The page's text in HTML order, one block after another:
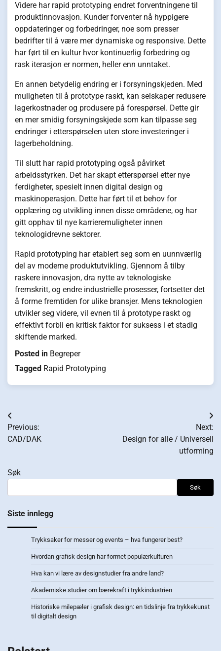
Videre har rapid prototyping endret forventningene til
produktinnovasjon. Kunder forventer nå hyppigere
oppdateringer og forbedringer, noe som presser
bedrifter til å være mer dynamiske og responsive. Dette
har ført til en kultur hvor kontinuerlig forbedring og
rask iterasjon er normen, heller enn unntaket.
En annen betydelig endring er i forsyningskjeden. Med
muligheten til å prototype raskt, kan selskaper redusere
lagerkostnader og produsere på forespørsel. Dette gir
en mer smidig forsyningskjede som kan tilpasse seg
endringer i etterspørselen uten store investeringer i
lagerbeholdning.
Til slutt har rapid prototyping også påvirket
arbeidsstyrken. Det har skapt etterspørsel etter nye
ferdigheter, spesielt innen digital design og
maskinoperasjon. Dette har ført til et behov for
opplæring og utvikling innen disse områdene, og har
gitt opphav til nye karrieremuligheter innen
teknologidrevne sektorer.
Rapid prototyping har etablert seg som en uunnværlig
del av moderne produktutvikling. Gjennom å tilby
raskere innovasjon, dra nytte av teknologiske
fremskritt, og endre industrielle prosesser, fortsetter det
å forme fremtiden for ulike bransjer. Mens teknologien
utvikler seg videre, vil evnen til å prototype raskt og
effektivt forbli en kritisk faktor for suksess i et stadig
skiftende marked.
Posted in Begreper
Tagged Rapid Prototyping
Innleggsnavigasjon
Previous:
CAD/DAK
Next:
Design for alle / Universell
utforming
Søk
Søk
Siste innlegg
Trykksaker for messer og events – hva fungerer best?
Hvordan grafisk design har formet populærkulturen
Hva kan vi lære av designstudier fra andre land?
Akademiske studier om bærekraft i trykkindustrien
Historiske milepæler i grafisk design: en tidslinje fra trykkekunst
til digitalt design